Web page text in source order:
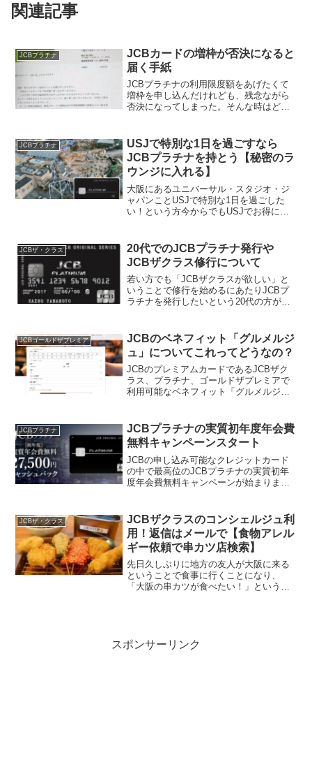
関連記事
JCBプラチナ
JCBカードの増枠が否決になると
届く手紙
JCBプラチナの利用限度額をあげたくて
増枠を申し込んだけれども、残念ながら
否決になってしまった。そんな時はどう
様に実際の体験を聞く事ができ、情報公
開の承認もい...
JCBプラチナ
USJで特別な1日を過ごすなら
JCBプラチナを持とう【秘密のラ
ウンジに入れる】
大阪にあるユニバーサル・スタジオ・ジ
ャパンことUSJで特別な1日を過ごした
い！という方今からでもUSJでお得に特
ょう。このクレジットカードは25歳以上
の方であればどな...
JCBザ・クラス
20代でのJCBプラチナ発行や
JCBザクラス修行について
若い方でも「JCBザクラスが欲しい」と
いうことで修行を始めるにあたりJCBプ
ラチナを発行したいという20代の方が増
あり、その度に「なんとかならないかな
ー！」と...
JCBゴールドザプレミア
JCBのベネフィット「グルメルジ
ュ」についてこれってどうなの？
JCBのプレミアムカードであるJCBザク
ラス、プラチナ、ゴールドザプレミアで
利用可能なベネフィット「グルメルジュ
ダイニング30の終了まで後少しのこの...
JCBプラチナ
JCBプラチナの実質初年度年会費
無料キャンペーンスタート
JCBの申し込み可能なクレジットカード
の中で最高位のJCBプラチナの実質初年
度年会費無料キャンペーンが始まりまし
込）の年会費支払いが必須のこのクレカ
ですが、キ...
JCBザ・クラス
JCBザクラスのコンシェルジュ利
用！返信はメールで【食物アレル
ギー依頼で串カツ店検索】
先日久しぶりに地方の友人が大阪に来る
ということで食事に行くことになり、
「大阪の串カツが食べたい！」というリ
スポンサーリンク